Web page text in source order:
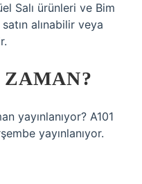
Salı ürünleri ve Bim
alınabilir veya
ZAMAN?
yayınlanıyor? A101
yayınlanıyor.